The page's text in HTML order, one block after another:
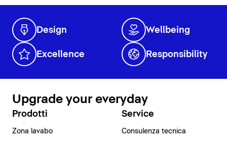
Design Wellbeing
Excellence Responsibility
Upgrade your everyday
Prodotti
Zona lavabo
Service
Consulenza tecnica